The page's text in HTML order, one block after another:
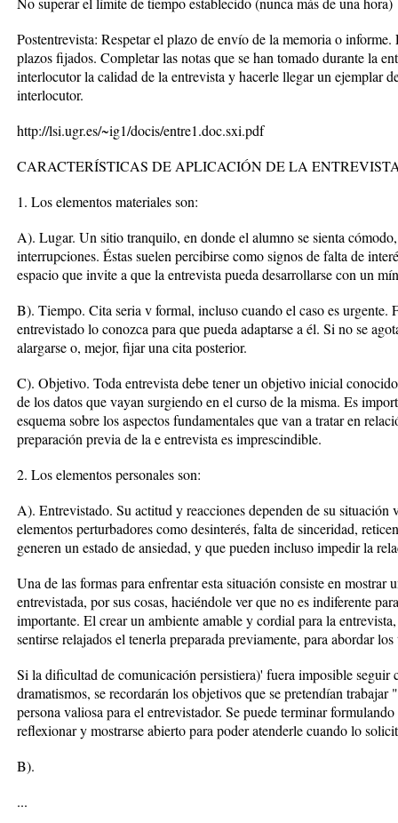
Postentrevista: Respetar el plazo de envío de la memoria o
plazos fijados. Completar las notas que se han tomado durante la
interlocutor la calidad de la entrevista y hacerle llegar un ejemplar
interlocutor.
http://lsi.ugr.es/~ig1/docis/entre1.doc.sxi.pdf
CARACTERÍSTICAS DE APLICACIÓN DE LA
1. Los elementos materiales son:
A). Lugar. Un sitio tranquilo, en donde el alumno se sienta
interrupciones. Éstas suelen percibirse como signos de falta de
espacio que invite a que la entrevista pueda desarrollarse con un
B). Tiempo. Cita seria v formal, incluso cuando el caso es urgente.
entrevistado lo conozca para que pueda adaptarse a él. Si no se
alargarse o, mejor, fijar una cita posterior.
C). Objetivo. Toda entrevista debe tener un objetivo inicial
de los datos que vayan surgiendo en el curso de la misma. Es
esquema sobre los aspectos fundamentales que van a tratar en
preparación previa de la e entrevista es imprescindible.
2. Los elementos personales son:
A). Entrevistado. Su actitud y reacciones dependen de su situación
elementos perturbadores como desinterés, falta de sinceridad,
generen un estado de ansiedad, y que pueden incluso impedir la
Una de las formas para enfrentar esta situación consiste en mostrar
entrevistada, por sus cosas, haciéndole ver que no es indiferente
importante. El crear un ambiente amable y cordial para la
sentirse relajados el tenerla preparada previamente, para abordar
Si la dificultad de comunicación persistiera)' fuera imposible seguir
dramatismos, se recordarán los objetivos que se pretendían trabajar
persona valiosa para el entrevistador. Se puede terminar
reflexionar y mostrarse abierto para poder atenderle cuando lo
B).
...